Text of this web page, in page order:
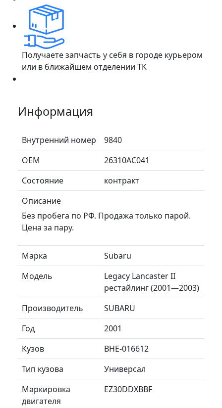
Получаете запчасть у себя в городе курьером
или в ближайшем отделении ТК
Информация
Внутренний номер
9840
ОЕМ
26310AC041
Состояние
контракт
Описание
Без пробега по РФ. Продажа только парой.
Цена за пару.
Марка
Subaru
Модель
Legacy Lancaster II
рестайлинг (2001—2003)
Производитель
SUBARU
Год
2001
Кузов
BHE-016612
Тип кузова
Универсал
Маркировка
двигателя
EZ30DDXBBF